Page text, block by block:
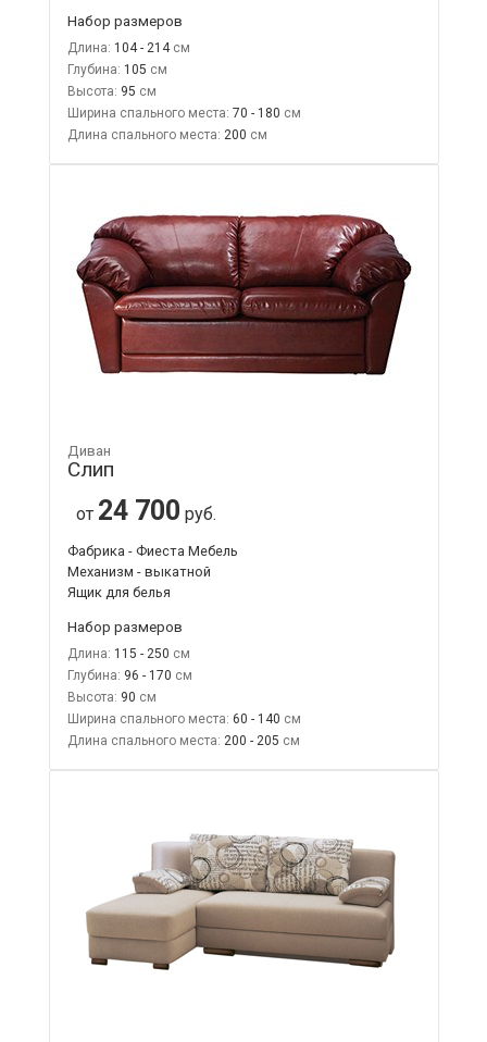
Набор размеров
Длина: 104 - 214
Глубина: 105
Высота: 95
Ширина спального места: 70 - 180
Длина спального места: 200
Диван
Слип
от 24 700 руб.
Фабрика - Фиеста Мебель
Механизм - выкатной
Ящик для белья
Набор размеров
Длина: 115 - 250
Глубина: 96 - 170
Высота: 90
Ширина спального места: 60 - 140
Длина спального места: 200 - 205